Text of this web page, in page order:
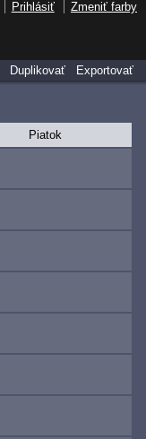
Piatok
Duplikovať Exportovať
Prihlásiť Zmeniť farby